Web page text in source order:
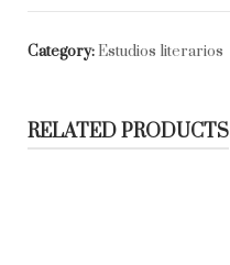
Category:Estudios literarios
RELATED PRODUCTS